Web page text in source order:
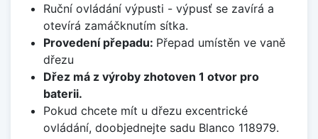
Ruční ovládání výpusti - výpusť se zavírá a
otevírá zamáčknutím sítka.
Provedení přepadu: Přepad umístěn ve vaně
dřezu
Dřez má z výroby zhotoven 1 otvor pro
baterii.
Pokud chcete mít u dřezu excentrické
ovládání, doobjednejte sadu Blanco 118979.